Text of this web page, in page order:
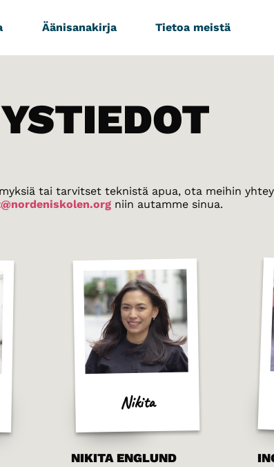
Äänisanakirja Tietoa meistä
tai tarvitset teknistä apua, ota meihin
niin autamme sinua.
Nikita
NIKITA ENGLUND